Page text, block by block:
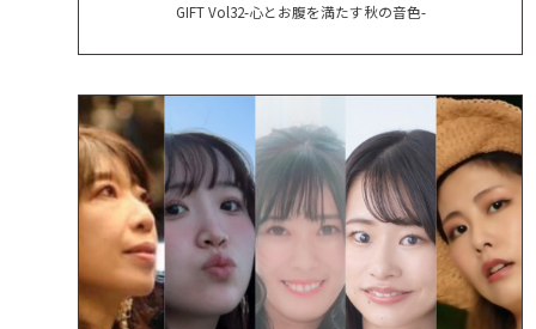
GIFT Vol32-心とお腹を満たす秋の音色-